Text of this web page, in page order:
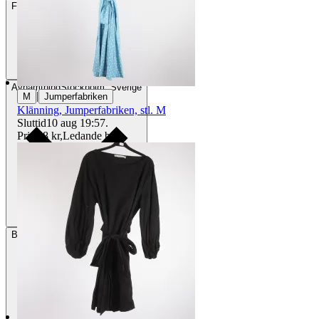
Frakt
AvhämtningStockholm, Sverige
Betalning Via Tradera
M | Jumperfabriken
Klänning, Jumperfabriken, stl. M
Sluttid10 aug 19:57.
Pris:
68 kr,Ledande bud.